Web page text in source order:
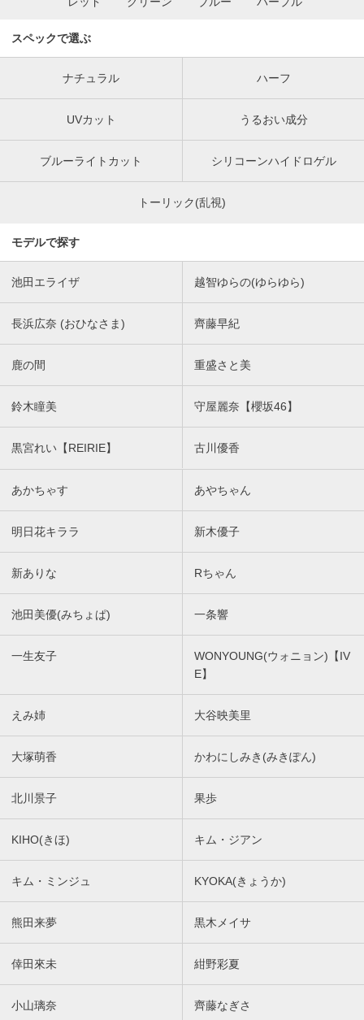
スペックで選ぶ
ナチュラル ハーフ
UVカット うるおい成分
ブルーライトカット シリコーンハイドロゲル
トーリック(乱視)
モデルで探す
池田エライザ 越智ゆらの(ゆらゆら)
長浜広奈 (おひなさま) 齊藤早紀
鹿の間 重盛さと美
鈴木瞳美 守屋麗奈【櫻坂46】
黒宮れい【REIRIE】 古川優香
あかちゃす あやちゃん
明日花キララ 新木優子
新ありな Rちゃん
池田美優(みちょぱ) 一条響
一生友子
WONYOUNG(ウォニョン)【IV
E】
えみ姉 大谷映美里
大塚萌香 かわにしみき(みきぽん)
北川景子 果歩
KIHO(きほ) キム・ジアン
キム・ミンジュ KYOKA(きょうか)
熊田来夢 黒木メイサ
倖田來未 紺野彩夏
小山璃奈 齊藤なぎさ